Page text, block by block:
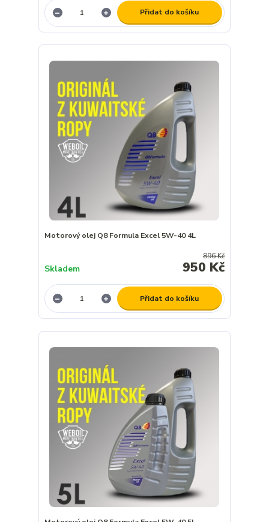
Přidat do košíku
Motorový olej Q8 Formula Excel 5W-40 4L
896 Kč
950 Kč
Skladem
Přidat do košíku